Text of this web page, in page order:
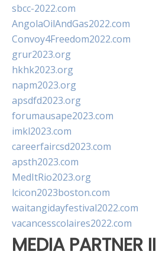
sbcc-2022.com
AngolaOilAndGas2022.com
Convoy4Freedom2022.com
grur2023.org
hkhk2023.org
napm2023.org
apsdfd2023.org
forumausape2023.com
imkl2023.com
careerfaircsd2023.com
apsth2023.com
MedItRio2023.org
lcicon2023boston.com
waitangidayfestival2022.com
vacancesscolaires2022.com
MEDIA PARTNER II